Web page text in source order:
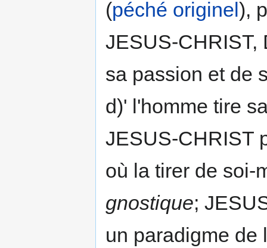
(péché originel),
JESUS-CHRIST,
sa passion et de
d)' l'homme tire
JESUS-CHRIST
où la tirer de soi-
gnostique;
un paradigme de